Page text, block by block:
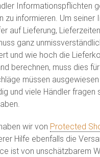
Informationspflichten
zu informieren. Um
auf Lieferung,
ganz
und wie hoch die
berechnen, muss dies
müssen
und viele Händler
wir von Protected
Hilfe ebenfalls die
ist von unschätzbarem